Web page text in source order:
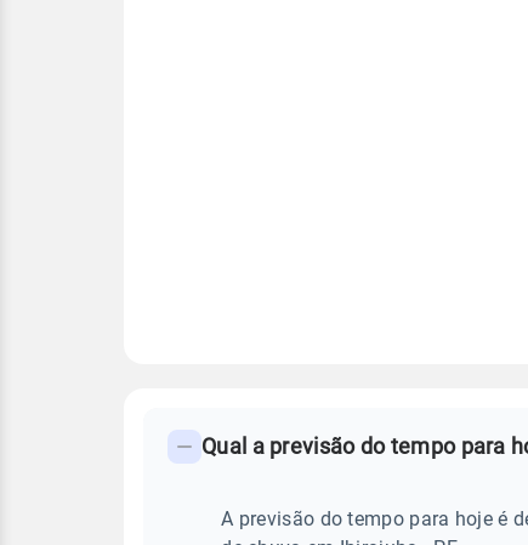
PREVISÃO
frequentes
Qual a previsão do tempo para
A previsão do tempo para hoje é